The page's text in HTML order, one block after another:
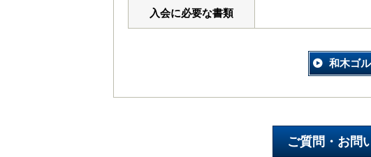
入会に必要な書類
和木ゴ